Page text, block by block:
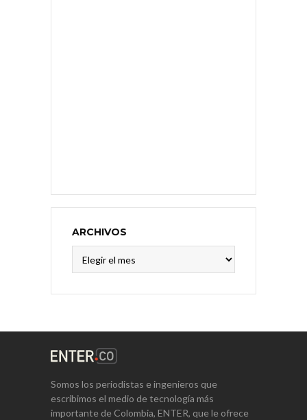
ARCHIVOS
Somos los periodistas e ingenieros que
escribimos el medio de tecnología más
importante de Colombia, ENTER, que le ofrece